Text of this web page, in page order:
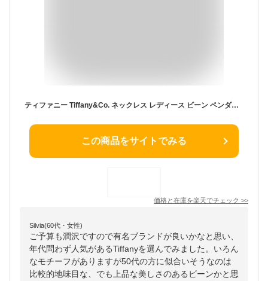
ティファニー Tiffany&Co. ネックレス レディース ビーン ペンダント シルバー 25185129 | コンビニ受取 ブランド【最大6000円クーポン 10/27 9:59迄】
この商品をサイトでみる
価格と在庫を楽天でチェック >>
Silvia(60代・女性)
ご予算も潤沢ですので有名ブランドが良いかなと思い、
年代問わず人気があるTiffanyを選んでみました。いろん
なモチーフがありますが50代の方に似合いそうなのは
比較的地味目な、でも上品な美しさのあるビーンかと思